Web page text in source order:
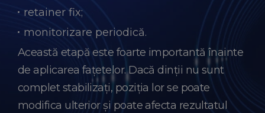
retainer fix;
monitorizare periodică.
Această etapă este foarte importantă înainte
de aplicarea fațetelor. Dacă dinții nu sunt
complet stabilizați, poziția lor se poate
modifica ulterior și poate afecta rezultatul